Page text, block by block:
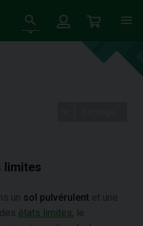
limites
un sol pulvérulent et une
états limites, le